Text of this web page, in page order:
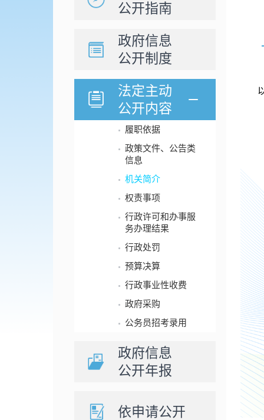
公开指南
政府信息
公开制度
法定主动
公开内容
履职依据
政策文件、公告类
信息
机关简介
权责事项
行政许可和办事服
务办理结果
行政处罚
预算决算
行政事业性收费
政府采购
公务员招考录用
政府信息
公开年报
依申请公开